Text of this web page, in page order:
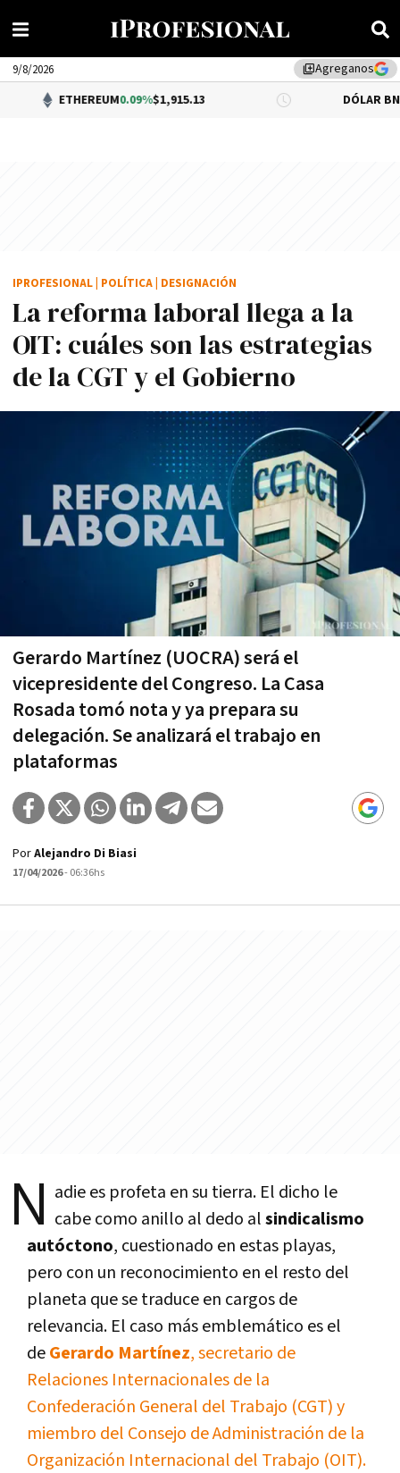
library_addAgreganos
9/8/2026
0.09%$1,915.13 DÓLAR BNA $1,520.00
La reforma laboral llega a la
OIT: cuáles son las estrategias
de la CGT y el Gobierno
Gerardo Martínez (UOCRA) será el
vicepresidente del Congreso. La Casa
Rosada tomó nota y ya prepara su
delegación. Se analizará el trabajo en
plataformas
IPROFESIONAL POLÍTICA DESIGNACIÓN
PorAlejandro Di Biasi
17/04/2026- 06:36hs
N adie es profeta en su tierra. El dicho le
cabe como anillo al dedo alsindicalismo
autóctono, cuestionado en estas playas,
pero con un reconocimiento en el resto del
planeta que se traduce en cargos de
relevancia. El caso más emblemático es el
deGerardo Martínez, secretario de
Relaciones Internacionales de la
Confederación General del Trabajo (CGT) y
miembro del Consejo de Administración de la
Organización Internacional del Trabajo (OIT).